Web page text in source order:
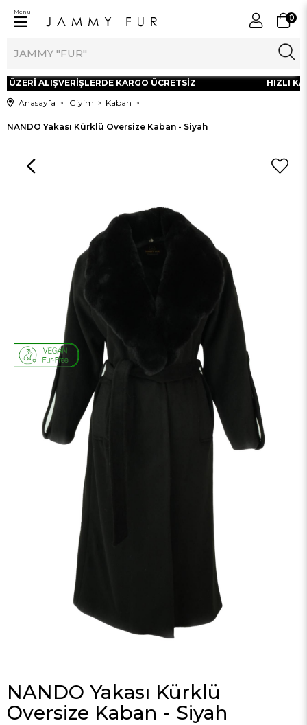
0
Menu
ALIŞVERİŞLERDE KARGO ÜCRETSİZ
HIZLI
Anasayfa
Giyim Kaban
NANDO Yakası Kürklü Oversize Kaban - Siyah
NANDO Yakası Kürklü
Oversize Kaban - Siyah